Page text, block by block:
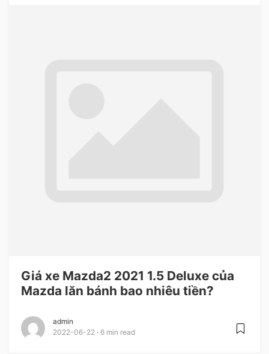
Giá xe Mazda2 2021 1.5 Deluxe của
Mazda lăn bánh bao nhiêu tiền?
admin
2022-06-22
6 min read